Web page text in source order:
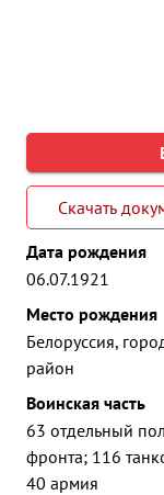
Скачать
Дата рождения
06.07.1921
Место рождения
Белоруссия,
район
Воинская часть
63 отдельный
фронта; 116
40 армия